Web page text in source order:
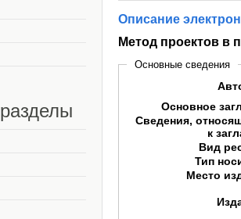
Описание
Метод проектов в
Основные сведения
Основное
Сведения,
к
Вид
Тип
Место
разделы